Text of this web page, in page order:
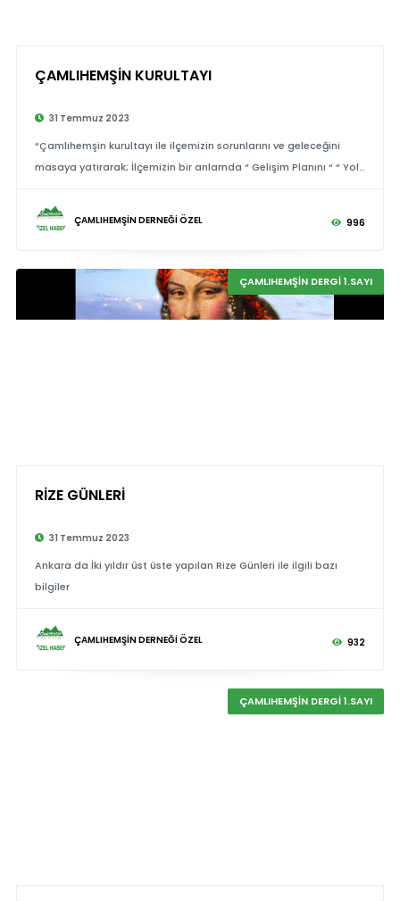
ÇAMLIHEMŞİN KURULTAYI
31 Temmuz 2023
“Çamlıhemşin kurultayı ile ilçemizin sorunlarını ve geleceğini
masaya yatırarak; İlçemizin bir anlamda “ Gelişim Planını “ “ Yol
ÇAMLIHEMŞİN DERNEĞİ ÖZEL 996
ÇAMLIHEMŞİN DERGİ 1.SAYI
RİZE GÜNLERİ
31 Temmuz 2023
Ankara da İki yıldır üst üste yapılan Rize Günleri ile ilgili bazı
bilgiler
ÇAMLIHEMŞİN DERNEĞİ ÖZEL 932
ÇAMLIHEMŞİN DERGİ 1.SAYI